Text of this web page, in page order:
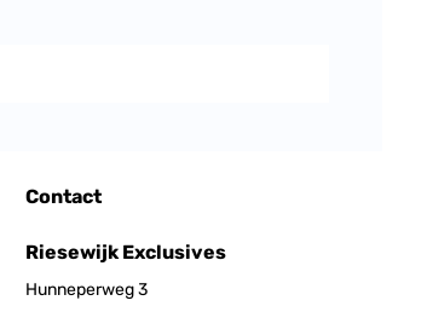
Contact
Riesewijk Exclusives
Hunneperweg 3